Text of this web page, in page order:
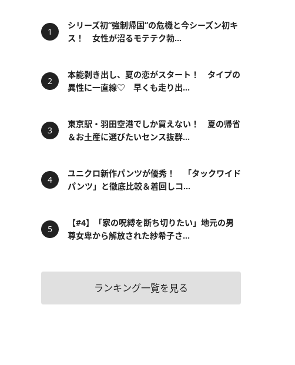
シリーズ初“強制帰国”の危機と今シーズン初キ
ス！ 女性が沼るモテテク勃...
本能剥き出し、夏の恋がスタート！ タイプの
異性に一直線♡ 早くも走り出...
東京駅・羽田空港でしか買えない！ 夏の帰省
＆お土産に選びたいセンス抜群...
ユニクロ新作パンツが優秀！ 「タックワイド
パンツ」と徹底比較＆着回しコ...
【#4】「家の呪縛を断ち切りたい」地元の男
尊女卑から解放された紗希子さ...
ランキング一覧を見る